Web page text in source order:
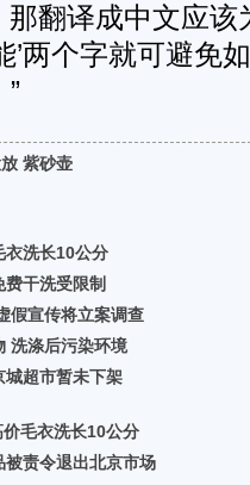
那翻译成中文应该
’两个字就可避免
紫砂壶
衣洗长10公分
干洗受限制
假宣传将立案调查
洗涤后污染环境
城超市暂未下架
价毛衣洗长10公分
责令退出北京市场